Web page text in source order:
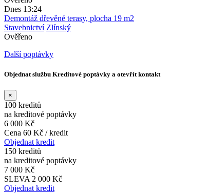
Dnes 13:24
Demontáž dřevěné terasy, plocha 19 m2
Stavebnictví Zlínský
Ověřeno
Další poptávky
Objednat službu Kreditové poptávky a otevřít kontakt
×
100 kreditů
na kreditové poptávky
6 000 Kč
Cena 60 Kč / kredit
Objednat kredit
150 kreditů
na kreditové poptávky
7 000 Kč
SLEVA 2 000 Kč
Objednat kredit